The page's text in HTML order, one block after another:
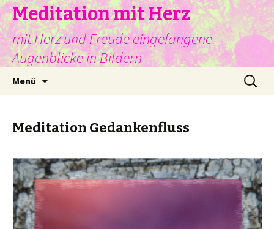
Meditation mit Herz
mit Herz und Freude eingefangene
Augenblicke in Bildern
Menü
Suche
nach:
Meditation Gedankenfluss